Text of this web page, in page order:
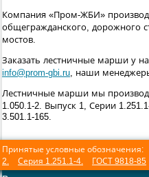
Компания «Пром-ЖБИ»
общегражданского, дорожного
мостов.
Заказать лестничные марши у
info@prom-gbi.ru, наши
Лестничные марши мы
1.050.1-2. Выпуск 1, Серии
3.501.1-165.
Принятые условные обозначения:
2.
Серия 1.251.1-4. ГОСТ 9818-85